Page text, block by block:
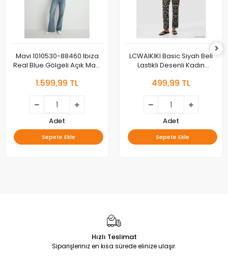
Mavi 1010530-88460 Ibiza
Real Blue Gölgeli Açık Mavi
1.599,99 TL
Adet
Sepete Ekle
LCWAIKIKI Basic Siyah Beli
Lastikli Desenli Kadın
499,99 TL
Adet
Sepete Ekle
Hızlı Teslimat
Siparişleriniz en kısa sürede elinize ulaşır.